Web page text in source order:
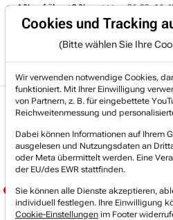
-4 % auf über +3 %. 06.08. 16:49
Gratis Account Login
Live-
Research
Freitag, 08.05. 15:07 Uhr
JÖRG MEYER
Cookies und Tracking
(Bitte wählen Sie Ihre
Wir verwenden notwendige Cookies,
funktioniert. Mit Ihrer Einwilligung
von Partnern, z. B. für eingebettete
Reichweitenmessung und
Dabei können Informationen auf Ihrem
ausgelesen und Nutzungsdaten an
oder Meta übermittelt werden. Eine
der EU/des EWR stattfinden.
Sie können alle Dienste akzeptieren,
individuell festlegen. Ihre Einwilligung
Cookie-Einstellungen im Footer